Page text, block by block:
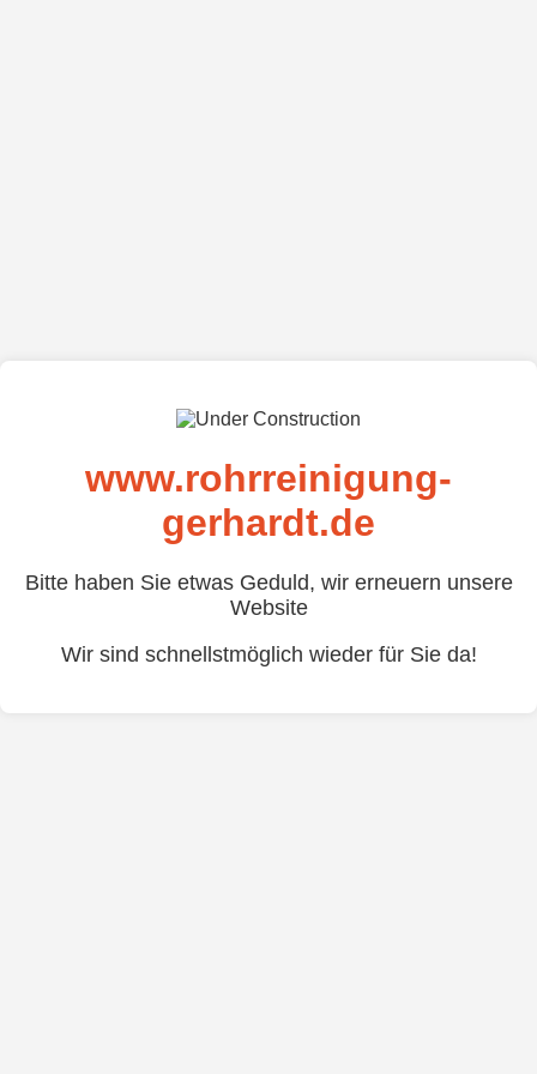
www.rohrreinigung-
gerhardt.de
Bitte haben Sie etwas Geduld, wir erneuern unsere
Website
Wir sind schnellstmöglich wieder für Sie da!